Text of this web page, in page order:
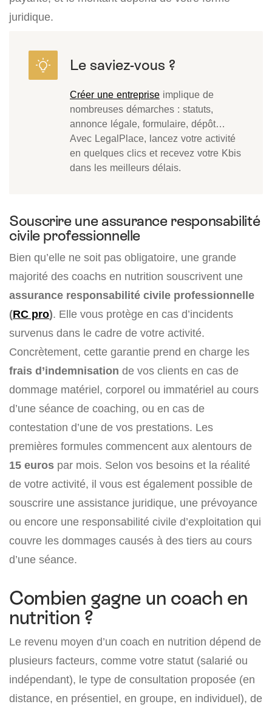
juridique.
Créer une entreprise implique de
nombreuses démarches : statuts,
annonce légale, formulaire, dépôt…
Avec LegalPlace, lancez votre activité
en quelques clics et recevez votre Kbis
dans les meilleurs délais.
Souscrire une assurance responsabilité
civile professionnelle
Bien qu’elle ne soit pas obligatoire, une grande
majorité des coachs en nutrition souscrivent une
assurance responsabilité civile professionnelle
(RC pro). Elle vous protège en cas d’incidents
survenus dans le cadre de votre activité.
Concrètement, cette garantie prend en charge les
frais d’indemnisation de vos clients en cas de
dommage matériel, corporel ou immatériel au cours
d’une séance de coaching, ou en cas de
contestation d’une de vos prestations. Les
premières formules commencent aux alentours de
15 euros par mois. Selon vos besoins et la réalité
de votre activité, il vous est également possible de
souscrire une assistance juridique, une prévoyance
ou encore une responsabilité civile d’exploitation qui
couvre les dommages causés à des tiers au cours
d’une séance.
Combien gagne un coach en
nutrition ?
Le revenu moyen d’un coach en nutrition dépend de
plusieurs facteurs, comme votre statut (salarié ou
indépendant), le type de consultation proposée (en
distance, en présentiel, en groupe, en individuel), de